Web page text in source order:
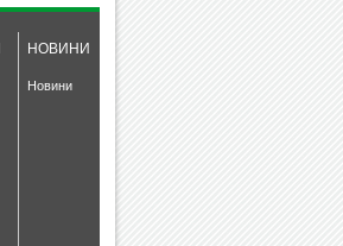
НОВИНИ
Новини